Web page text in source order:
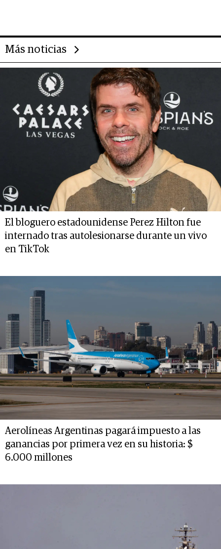
Más noticias
El bloguero estadounidense Perez Hilton fue
internado tras autolesionarse durante un vivo
en TikTok
Aerolíneas Argentinas pagará impuesto a las
ganancias por primera vez en su historia: $
6.000 millones